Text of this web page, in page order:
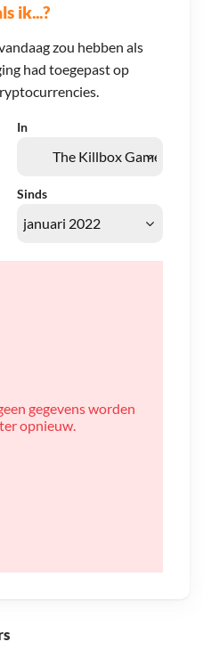
ik...?
zou hebben als
had toegepast op
In
Sinds
gegevens worden
opnieuw.